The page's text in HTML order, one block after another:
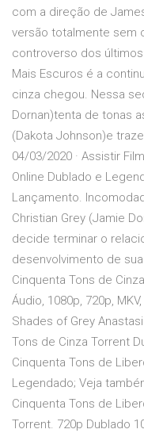
com a direção de
versão totalmente sem
controverso dos
Mais Escuros é a
cinza chegou. Nessa
Dornan)tenta de tonas
(Dakota Johnson)e
04/03/2020 · Assistir
Online Dublado e
Lançamento.
Christian Grey (Jamie
decide terminar o
desenvolvimento de
Cinquenta Tons de
Áudio, 1080p, 720p,
Shades of Grey
Tons de Cinza Torrent
Cinquenta Tons de
Legendado; Veja
Cinquenta Tons de
Torrent. 720p Dublado